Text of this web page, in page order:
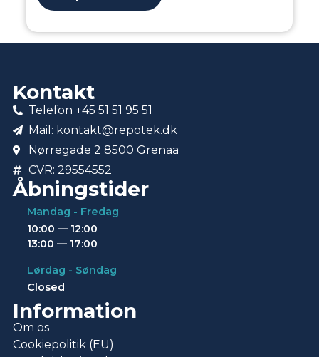
Kontakt
Telefon +45 51 51 95 51
Mail: kontakt@repotek.dk
Nørregade 2 8500 Grenaa
CVR: 29554552
Åbningstider
Mandag - Fredag
10:00 — 12:00
13:00 — 17:00
Lørdag - Søndag
Closed
Information
Om os
Cookiepolitik (EU)